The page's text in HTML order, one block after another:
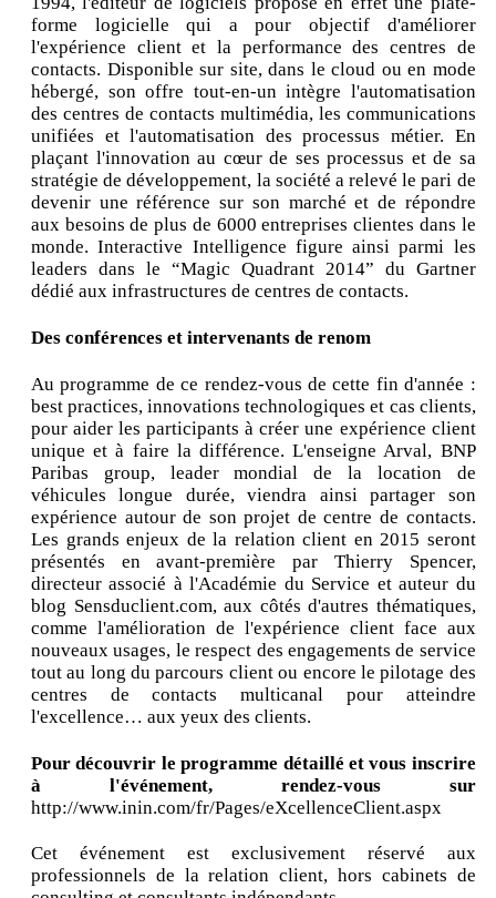
forme logicielle qui a pour objectif d'améliorer
l'expérience client et la performance des centres de
contacts. Disponible sur site, dans le cloud ou en mode
hébergé, son offre tout-en-un intègre l'automatisation
des centres de contacts multimédia, les communications
unifiées et l'automatisation des processus métier. En
plaçant l'innovation au cœur de ses processus et de sa
stratégie de développement, la société a relevé le pari de
devenir une référence sur son marché et de répondre
aux besoins de plus de 6000 entreprises clientes dans le
monde. Interactive Intelligence figure ainsi parmi les
leaders dans le “Magic Quadrant 2014” du Gartner
dédié aux infrastructures de centres de contacts.
Des conférences et intervenants de renom
Au programme de ce rendez-vous de cette fin d'année :
best practices, innovations technologiques et cas clients,
pour aider les participants à créer une expérience client
unique et à faire la différence. L'enseigne Arval, BNP
Paribas group, leader mondial de la location de
véhicules longue durée, viendra ainsi partager son
expérience autour de son projet de centre de contacts.
Les grands enjeux de la relation client en 2015 seront
présentés en avant-première par Thierry Spencer,
directeur associé à l'Académie du Service et auteur du
blog Sensduclient.com, aux côtés d'autres thématiques,
comme l'amélioration de l'expérience client face aux
nouveaux usages, le respect des engagements de service
tout au long du parcours client ou encore le pilotage des
centres de contacts multicanal pour atteindre
l'excellence… aux yeux des clients.
Pour découvrir le programme détaillé et vous inscrire
à l'événement, rendez-vous sur
http://www.inin.com/fr/Pages/eXcellenceClient.aspx
Cet événement est exclusivement réservé aux
professionnels de la relation client, hors cabinets de